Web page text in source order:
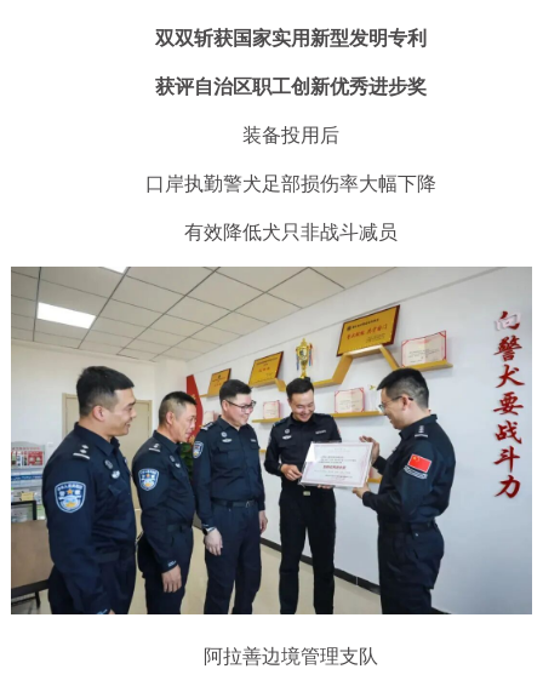
双双斩获国家实用新型发明专利
获评自治区职工创新优秀进步奖
装备投用后
口岸执勤警犬足部损伤率大幅下降
有效降低犬只非战斗减员
阿拉善边境管理支队